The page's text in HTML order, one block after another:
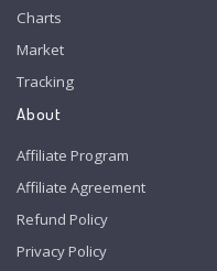
Charts
Market
Tracking
About
Affiliate Program
Affiliate Agreement
Refund Policy
Privacy Policy